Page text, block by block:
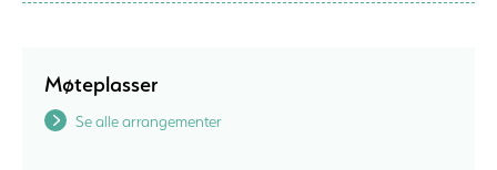
Møteplasser
Se alle arrangementer